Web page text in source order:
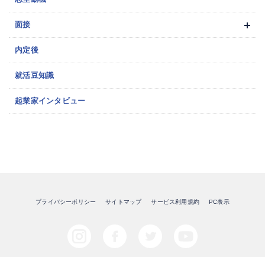
面接
内定後
就活豆知識
起業家インタビュー
プライバシーポリシー サイトマップ サービス利用規約 PC表示